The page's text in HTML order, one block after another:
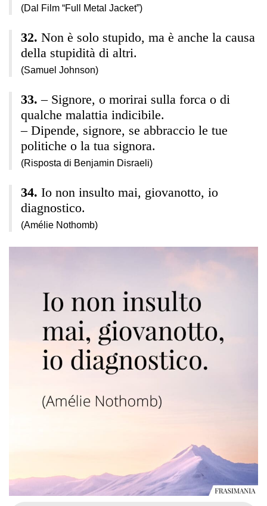
(Dal Film “Full Metal Jacket”)
Non è solo stupido, ma è anche la causa
della stupidità di altri.
(Samuel Johnson)
– Signore, o morirai sulla forca o di
qualche malattia indicibile.
– Dipende, signore, se abbraccio le tue
politiche o la tua signora.
(Risposta di Benjamin Disraeli)
Io non insulto mai, giovanotto, io
diagnostico.
(Amélie Nothomb)